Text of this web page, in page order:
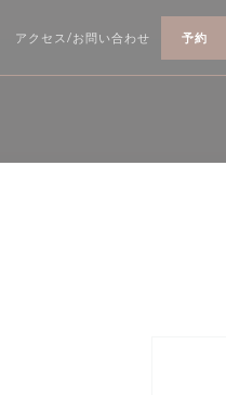
で開きます))
((新しいウィンドウで開きます))
アクセス/お問い合わせ 予約